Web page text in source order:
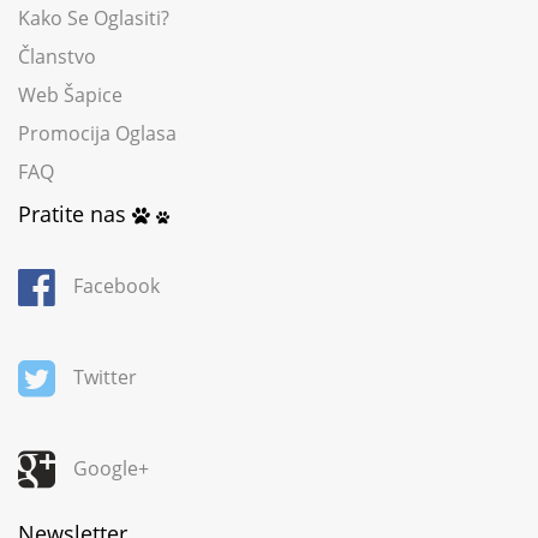
Kako Se Oglasiti?
Članstvo
Web Šapice
Promocija Oglasa
FAQ
Pratite nas
Facebook
Twitter
Google+